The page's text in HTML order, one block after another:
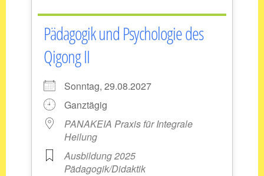
Pädagogik und Psychologie des
Qigong II
Sonntag, 29.08.2027
Ganztägig
PANAKEIA Praxis für Integrale
Heilung
Ausbildung 2025
Pädagogik/Didaktik